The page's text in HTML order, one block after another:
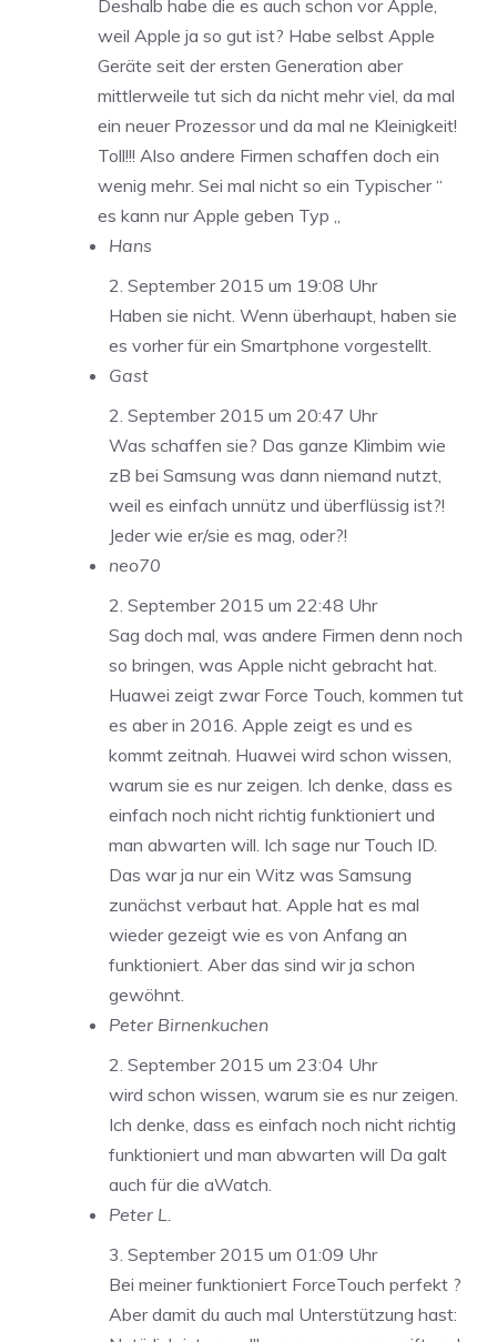
Deshalb habe die es auch schon vor Apple,
weil Apple ja so gut ist? Habe selbst Apple
Geräte seit der ersten Generation aber
mittlerweile tut sich da nicht mehr viel, da mal
ein neuer Prozessor und da mal ne Kleinigkeit!
Toll!!! Also andere Firmen schaffen doch ein
wenig mehr. Sei mal nicht so ein Typischer “
es kann nur Apple geben Typ „
Hans
2. September 2015 um 19:08 Uhr
Haben sie nicht. Wenn überhaupt, haben sie
es vorher für ein Smartphone vorgestellt.
Gast
2. September 2015 um 20:47 Uhr
Was schaffen sie? Das ganze Klimbim wie
zB bei Samsung was dann niemand nutzt,
weil es einfach unnütz und überflüssig ist?!
Jeder wie er/sie es mag, oder?!
neo70
2. September 2015 um 22:48 Uhr
Sag doch mal, was andere Firmen denn noch
so bringen, was Apple nicht gebracht hat.
Huawei zeigt zwar Force Touch, kommen tut
es aber in 2016. Apple zeigt es und es
kommt zeitnah. Huawei wird schon wissen,
warum sie es nur zeigen. Ich denke, dass es
einfach noch nicht richtig funktioniert und
man abwarten will. Ich sage nur Touch ID.
Das war ja nur ein Witz was Samsung
zunächst verbaut hat. Apple hat es mal
wieder gezeigt wie es von Anfang an
funktioniert. Aber das sind wir ja schon
gewöhnt.
Peter Birnenkuchen
2. September 2015 um 23:04 Uhr
wird schon wissen, warum sie es nur zeigen.
Ich denke, dass es einfach noch nicht richtig
funktioniert und man abwarten will Da galt
auch für die aWatch.
Peter L.
3. September 2015 um 01:09 Uhr
Bei meiner funktioniert ForceTouch perfekt ?
Aber damit du auch mal Unterstützung hast: